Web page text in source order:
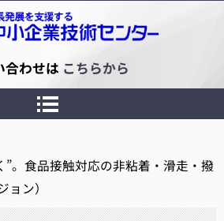
ター
合わせは こちらから
”。食品接触対応の非粘着・滑走・撥
ン）